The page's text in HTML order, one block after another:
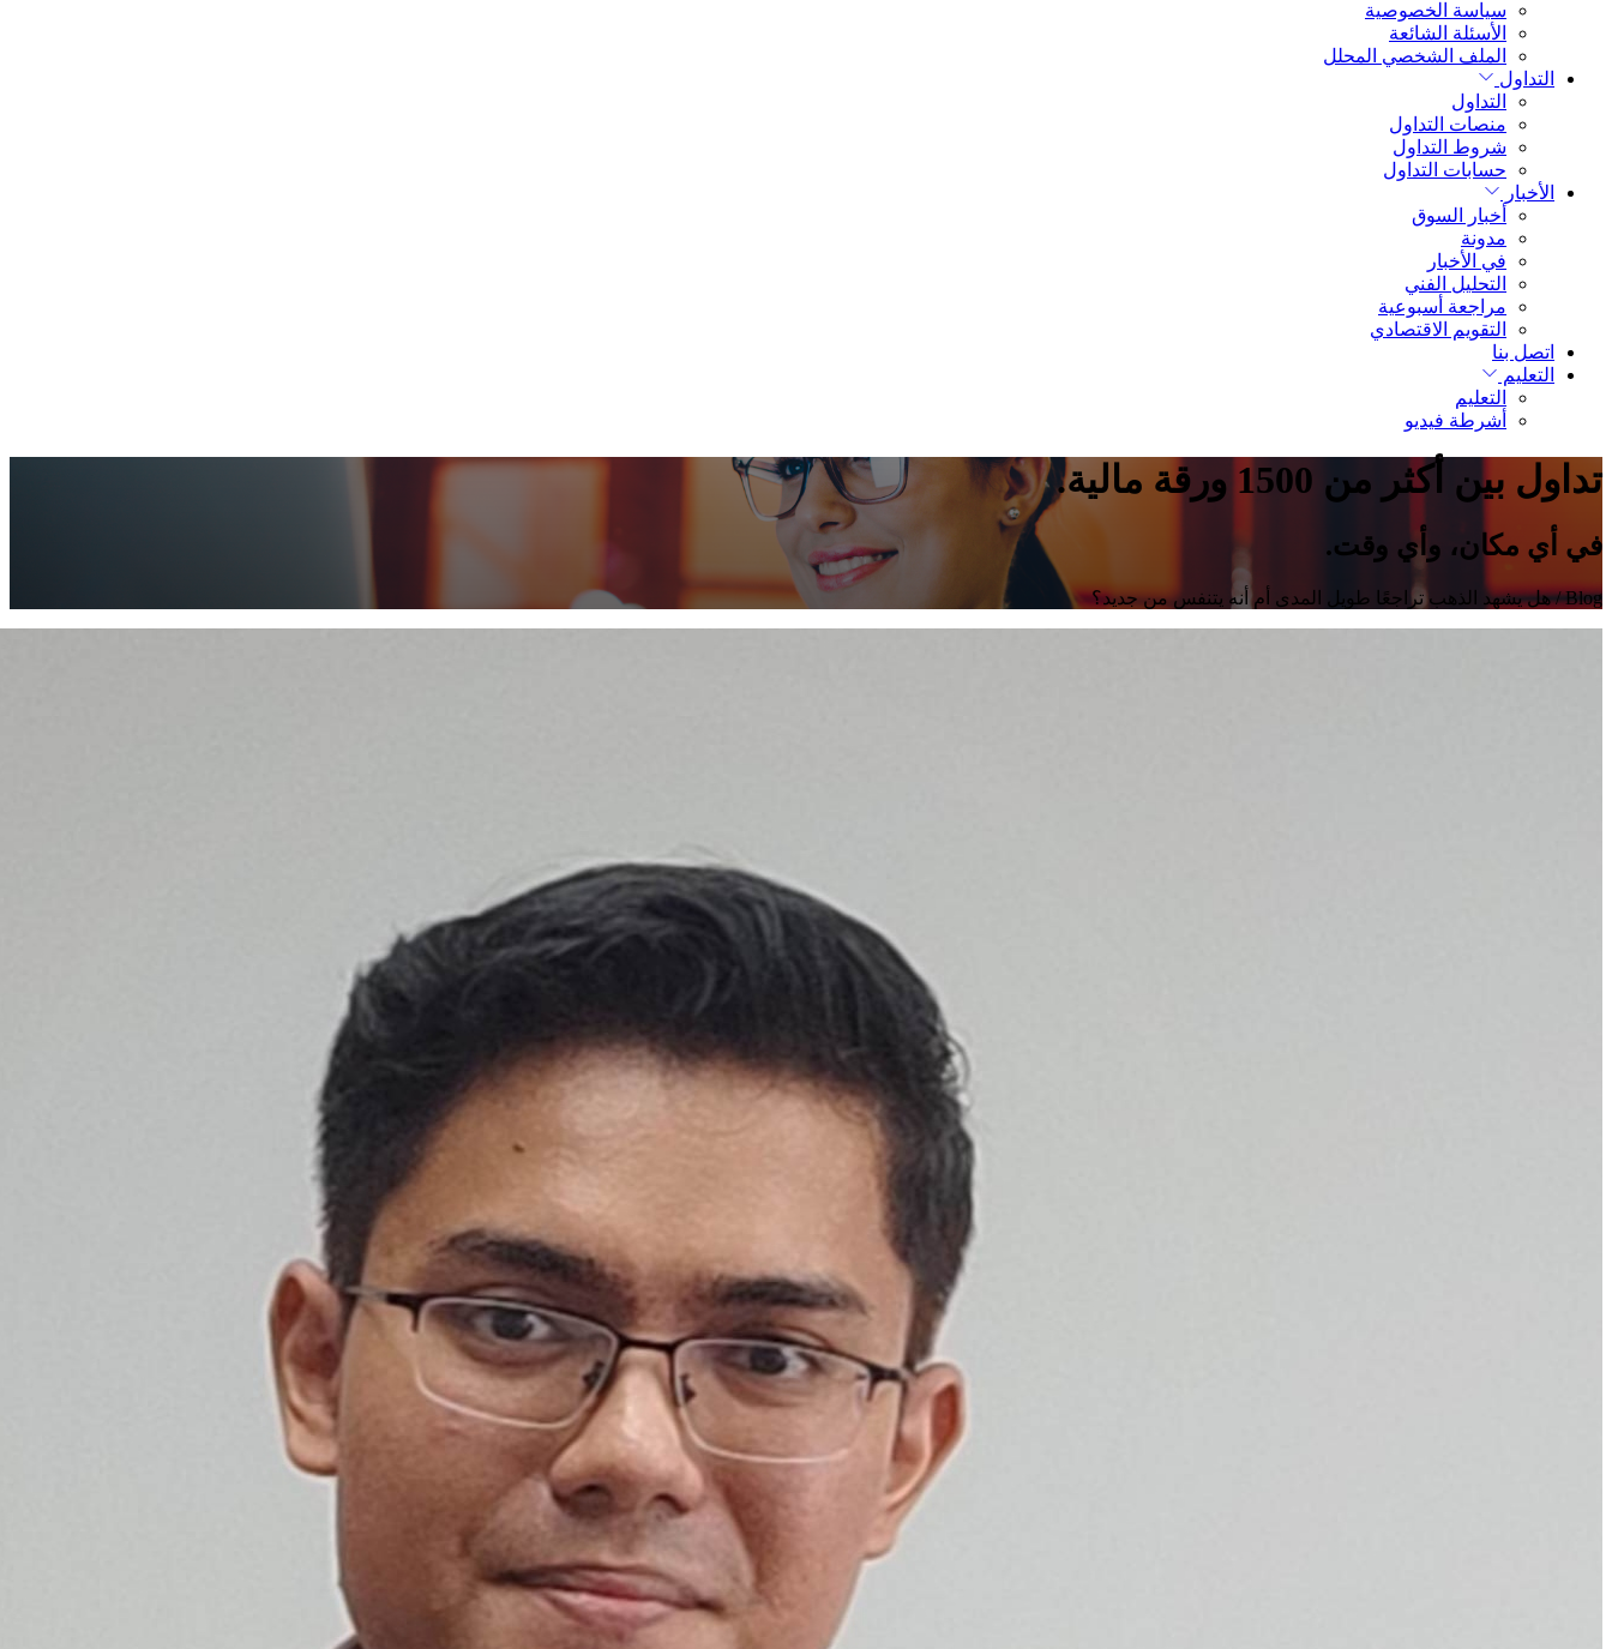
سياسة الخصوصية
الأسئلة الشائعة
الملف الشخصي المحلل
التداول
التداول
منصات التداول
شروط التداول
حسابات التداول
الأخبار
أخبار السوق
مدونة
في الأخبار
التحليل الفني
مراجعة أسبوعية
التقويم الاقتصادي
اتصل بنا
التعليم
التعليم
أشرطة فيديو
تداول بين أكثر من 1500 ورقة مالية.
في أي مكان، وأي وقت.
Blog/ هل يشهد الذهب تراجعًا طويل المدى أم أنه يتنفس من جديد؟